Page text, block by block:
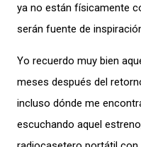
ya no están físicamente
serán fuente de
Yo recuerdo muy bien
meses después del
incluso dónde me
escuchando aquel